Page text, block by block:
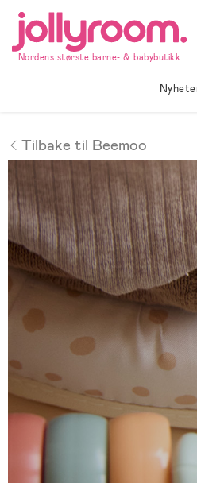
Hoppa
innehållet
Nordens største barne- & babybutikk
Tilbake til Beemoo